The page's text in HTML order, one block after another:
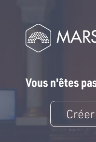
Vous n'êtes